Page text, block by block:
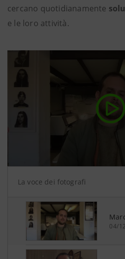
cercano quotidianamente
e le loro attività.